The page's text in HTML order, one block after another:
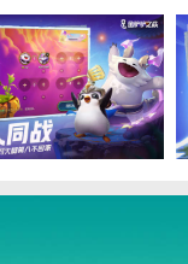
高手的位置，排
置。